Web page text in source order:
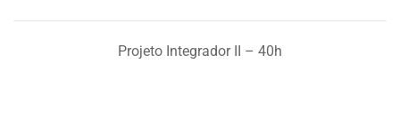
Projeto Integrador II – 40h